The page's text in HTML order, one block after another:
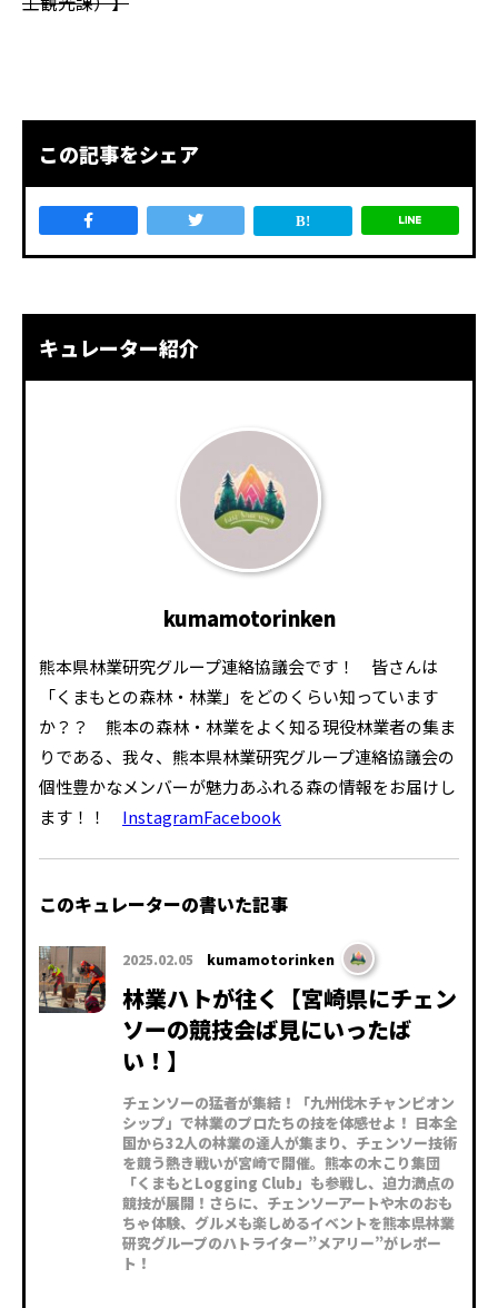
この記事をシェア
キュレーター紹介
kumamotorinken
熊本県林業研究グループ連絡協議会です！ 皆さんは
「くまもとの森林・林業」をどのくらい知っています
か？？ 熊本の森林・林業をよく知る現役林業者の集ま
りである、我々、熊本県林業研究グループ連絡協議会の
個性豊かなメンバーが魅力あふれる森の情報をお届けし
ます！！ InstagramFacebook
このキュレーターの書いた記事
2025.02.05 kumamotorinken
林業ハトが往く【宮崎県にチェン
ソーの競技会ば見にいったば
い！】
チェンソーの猛者が集結！「九州伐木チャンピオン
シップ」で林業のプロたちの技を体感せよ！ 日本全
国から32人の林業の達人が集まり、チェンソー技術
を競う熱き戦いが宮崎で開催。熊本の木こり集団
「くまもとLogging Club」も参戦し、迫力満点の
競技が展開！さらに、チェンソーアートや木のおも
ちゃ体験、グルメも楽しめるイベントを熊本県林業
研究グループのハトライター”メアリー”がレポー
ト！